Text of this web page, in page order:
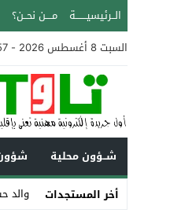
الــرئيسيـــــــة مــــن نحــن؟
السبت 8 أغسطس 2026 - 14:57 مساءً
شــؤون محلية
أخر المستجدات
والد